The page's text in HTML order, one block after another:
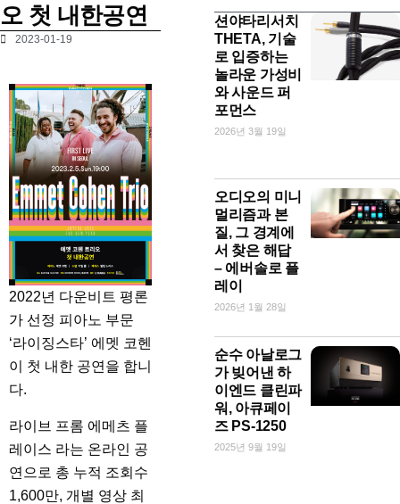
오 첫 내한공연
2023-01-19
2022년 다운비트 평론
가 선정 피아노 부문
‘라이징스타’ 에멧 코헨
이 첫 내한 공연을 합니
다.
라이브 프롬 에메츠 플
레이스 라는 온라인 공
연으로 총 누적 조회수
1,600만, 개별 영상 최
션야타리서치
THETA, 기술
로 입증하는
놀라운 가성비
와 사운드 퍼
포먼스
2026년 3월 19일
오디오의 미니
멀리즘과 본
질, 그 경계에
서 찾은 해답
– 에버솔로 플
레이
2026년 1월 28일
순수 아날로그
가 빚어낸 하
이엔드 클린파
워, 아큐페이
즈 PS-1250
2025년 9월 19일